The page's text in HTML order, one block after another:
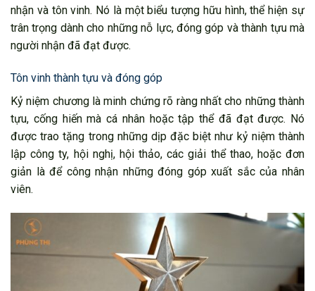
nhận và tôn vinh. Nó là một biểu tượng hữu hình, thể hiện sự
trân trọng dành cho những nỗ lực, đóng góp và thành tựu mà
người nhận đã đạt được.
Tôn vinh thành tựu và đóng góp
Kỷ niệm chương là minh chứng rõ ràng nhất cho những thành
tựu, cống hiến mà cá nhân hoặc tập thể đã đạt được. Nó
được trao tặng trong những dịp đặc biệt như kỷ niệm thành
lập công ty, hội nghị, hội thảo, các giải thể thao, hoặc đơn
giản là để công nhận những đóng góp xuất sắc của nhân
viên.